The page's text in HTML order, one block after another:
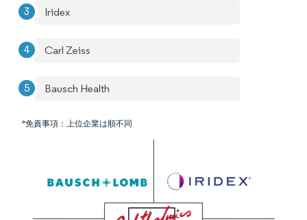
Iridex
Carl Zeiss
Bausch Health
*免責事項：上位企業は順不同